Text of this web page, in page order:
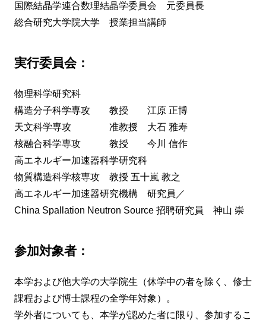
国際結晶学連合数理結晶学委員会 元委員長
総合研究大学院大学 授業担当講師
実行委員会：
物理科学研究科
構造分子科学専攻 教授 江原 正博
天文科学専攻 准教授 大石 雅寿
核融合科学専攻 教授 今川 信作
高エネルギー加速器科学研究科
物質構造科学核専攻 教授 五十嵐 教之
高エネルギー加速器研究機構 研究員／
China Spallation Neutron Source 招聘研究員 神山 崇
参加対象者：
本学および他大学の大学院生（休学中の者を除く、修士
課程および博士課程の全学年対象）。
学外者についても、本学が認めた者に限り、参加するこ